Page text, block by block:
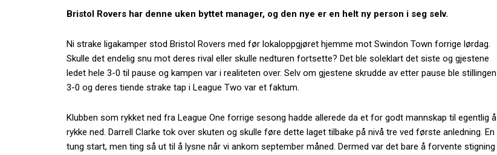
Bristol Rovers har denne uken byttet manager, og den nye er en helt ny person i seg selv.
Ni strake ligakamper stod Bristol Rovers med før lokaloppgjøret hjemme mot Swindon Town forrige lørdag.
Skulle det endelig snu mot deres rival eller skulle nedturen fortsette? Det ble soleklart det siste og gjestene
ledet hele 3-0 til pause og kampen var i realiteten over. Selv om gjestene skrudde av etter pause ble stillingen
3-0 og deres tiende strake tap i League Two var et faktum.
Klubben som rykket ned fra League One forrige sesong hadde allerede da et for godt mannskap til egentlig å
rykke ned. Darrell Clarke tok over skuten og skulle føre dette laget tilbake på nivå tre ved første anledning. En
tung start, men ting så ut til å lysne når vi ankom september måned. Dermed var det bare å forvente stigning